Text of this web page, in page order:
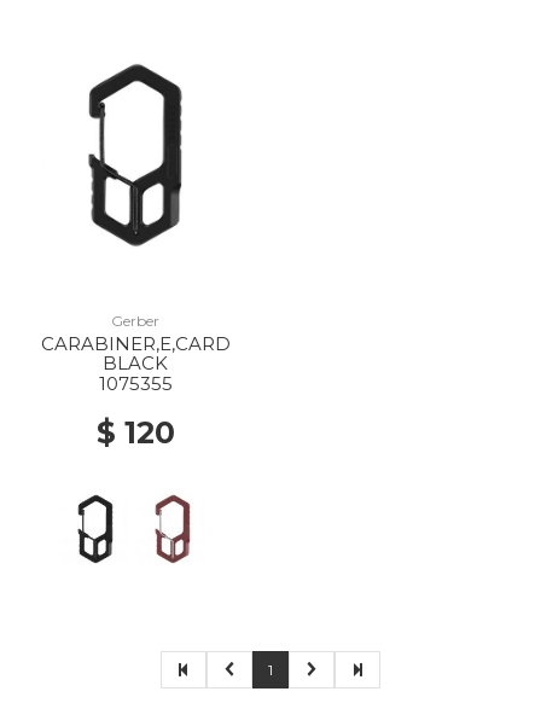
Gerber
CARABINER,E,CARD
BLACK
1075355
$ 120
1